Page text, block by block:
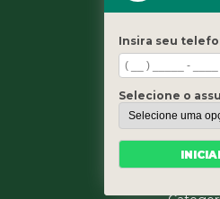
Quem
Blog
Insira seu
Selecione o